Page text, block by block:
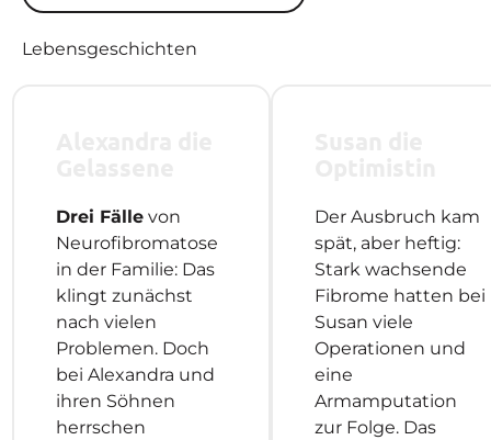
Lebensgeschichten
Drei Fällevon
Neurofibromatose
in der Familie: Das
klingt zunächst
nach vielen
Problemen. Doch
bei Alexandra und
ihren Söhnen
herrschen
Der Ausbruch kam
spät, aber heftig:
Stark wachsende
Fibrome hatten bei
Susan viele
Operationen und
eine
Armamputation
zur Folge. Das